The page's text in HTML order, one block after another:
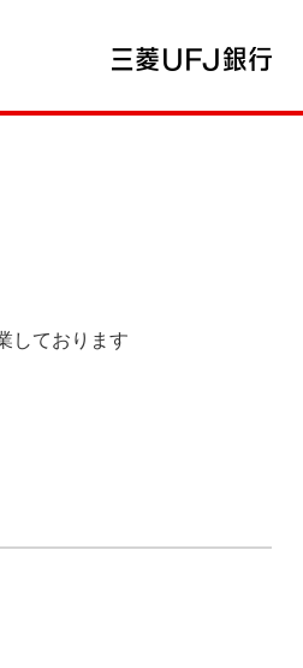
しております